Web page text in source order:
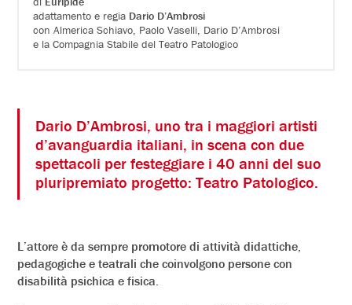
adattamento e regia Dario D’Ambrosi
con Almerica Schiavo, Paolo Vaselli, Dario D’Ambrosi
e la Compagnia Stabile del Teatro Patologico
Dario D’Ambrosi, uno tra i maggiori artisti
d’avanguardia italiani, in scena con due
spettacoli per festeggiare i 40 anni del suo
pluripremiato progetto: Teatro Patologico.
L’attore è da sempre promotore di attività didattiche,
pedagogiche e teatrali che coinvolgono persone con
disabilità psichica e fisica.